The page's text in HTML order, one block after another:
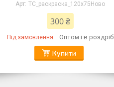
ТС_раскраска_120х75Ново
300 ₴
Під замовлення Оптом і в роздріб
Купити